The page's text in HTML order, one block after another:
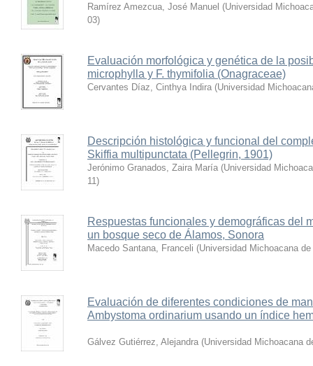
Ramírez Amezcua, José Manuel (Universidad
03)
Evaluación morfológica y genética de la
microphylla y F. thymifolia (Onagraceae)
Cervantes Díaz, Cinthya Indira (Universidad
Descripción histológica y funcional del
Skiffia multipunctata (Pellegrin, 1901)
Jerónimo Granados, Zaira María (Universidad
11)
Respuestas funcionales y demográficas del
un bosque seco de Álamos, Sonora
Macedo Santana, Franceli (Universidad Michoacana
Evaluación de diferentes condiciones de
Ambystoma ordinarium usando un índice
Gálvez Gutiérrez, Alejandra (Universidad Michoacana